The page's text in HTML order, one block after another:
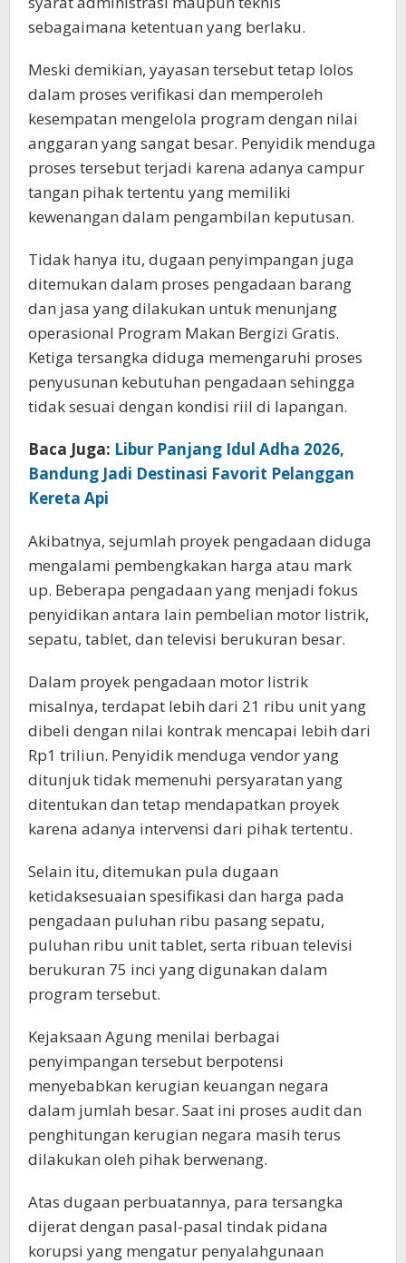
sebagaimana ketentuan yang berlaku.
Meski demikian, yayasan tersebut tetap lolos
dalam proses verifikasi dan memperoleh
kesempatan mengelola program dengan nilai
anggaran yang sangat besar. Penyidik menduga
proses tersebut terjadi karena adanya campur
tangan pihak tertentu yang memiliki
kewenangan dalam pengambilan keputusan.
Tidak hanya itu, dugaan penyimpangan juga
ditemukan dalam proses pengadaan barang
dan jasa yang dilakukan untuk menunjang
operasional Program Makan Bergizi Gratis.
Ketiga tersangka diduga memengaruhi proses
penyusunan kebutuhan pengadaan sehingga
tidak sesuai dengan kondisi riil di lapangan.
Baca Juga: Libur Panjang Idul Adha 2026,
Bandung Jadi Destinasi Favorit Pelanggan
Kereta Api
Akibatnya, sejumlah proyek pengadaan diduga
mengalami pembengkakan harga atau mark
up. Beberapa pengadaan yang menjadi fokus
penyidikan antara lain pembelian motor listrik,
sepatu, tablet, dan televisi berukuran besar.
Dalam proyek pengadaan motor listrik
misalnya, terdapat lebih dari 21 ribu unit yang
dibeli dengan nilai kontrak mencapai lebih dari
Rp1 triliun. Penyidik menduga vendor yang
ditunjuk tidak memenuhi persyaratan yang
ditentukan dan tetap mendapatkan proyek
karena adanya intervensi dari pihak tertentu.
Selain itu, ditemukan pula dugaan
ketidaksesuaian spesifikasi dan harga pada
pengadaan puluhan ribu pasang sepatu,
puluhan ribu unit tablet, serta ribuan televisi
berukuran 75 inci yang digunakan dalam
program tersebut.
Kejaksaan Agung menilai berbagai
penyimpangan tersebut berpotensi
menyebabkan kerugian keuangan negara
dalam jumlah besar. Saat ini proses audit dan
penghitungan kerugian negara masih terus
dilakukan oleh pihak berwenang.
Atas dugaan perbuatannya, para tersangka
dijerat dengan pasal-pasal tindak pidana
korupsi yang mengatur penyalahgunaan